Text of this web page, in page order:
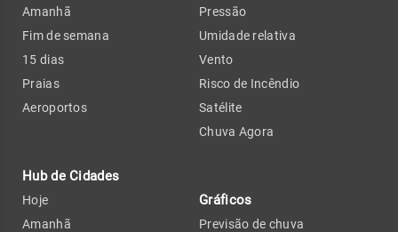
Amanhã
Fim de semana
15 dias
Praias
Aeroportos
Hub de Cidades
Hoje
Amanhã
Pressão
Umidade relativa
Vento
Risco de Incêndio
Satélite
Chuva Agora
Gráficos
Previsão de chuva